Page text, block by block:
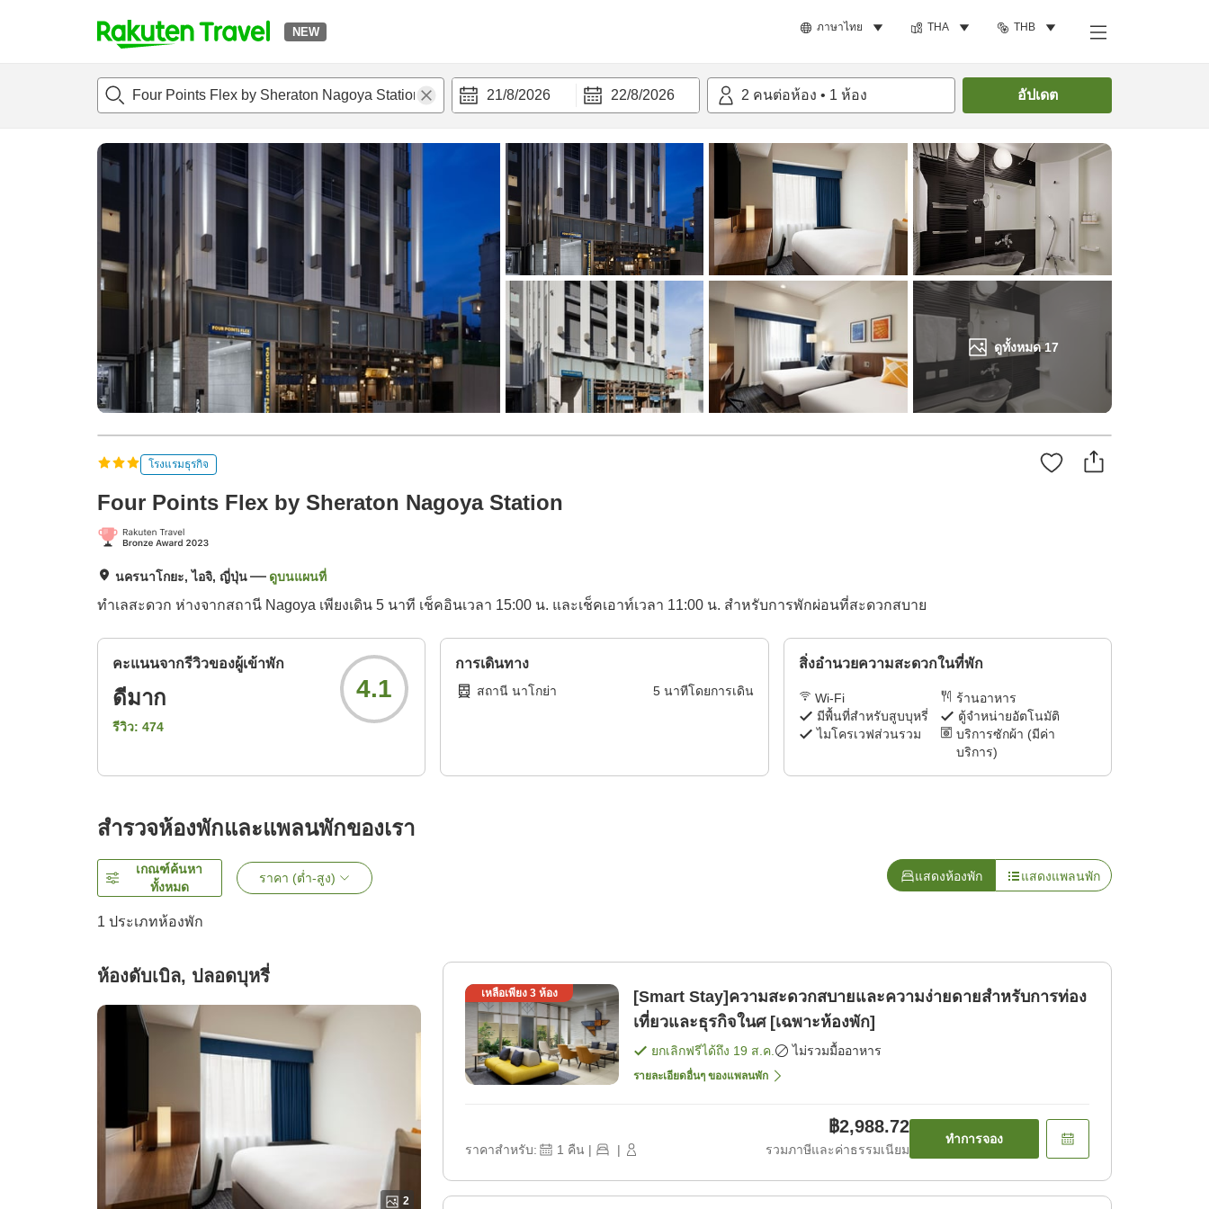
NEW ภาษาไทย THA THB
t
p
a
a
r
c
21/8/2026 22/8/2026 2 คนต่อห้อง • 1 ห้อง อัปเดต
ดูทั้งหมด17
แนะนำที่พักห้องพักและแพลนพักรีวิวไฮไลต์สิ่่งอำนวยความสะดวก ค้นหาห้องพัก
โรงแรมธุรกิจ
Four Points Flex by Sheraton Nagoya Station
นครนาโกยะ, ไอจิ, ญี่ปุ่น ดูบนแผนที่
ทำเลสะดวก ห่างจากสถานี Nagoya เพียงเดิน 5 นาที เช็คอินเวลา 15:00 น. และเช็คเอาท์เวลา 11:00 น. สำหรับการพักผ่อนที่สะดวกสบาย
คะแนนจากรีวิวของผู้เข้าพัก
ดีมาก
รีวิว: 474
4.1
การเดินทาง
สถานี นาโกย่า 5นาทีโดยการเดิน
สิ่งอำนวยความสะดวกในที่พัก
Wi-Fi
ร้านอาหาร
มีพื้นที่สำหรับสูบบุหรี่
ตู้จำหน่ายอัตโนมัติ
ไมโครเวฟส่วนรวม
บริการซักผ้า (มีค่า
บริการ)
สำรวจห้องพักและแพลนพักของเรา
เกณฑ์ค้นหา
ทั้งหมด
ราคา (ต่ำ-สูง) แสดงห้องพัก แสดงแพลนพัก
1 ประเภทห้องพัก
ห้องดับเบิล, ปลอดบุหรี่
2
เหลือเพียง 3ห้อง
[Smart Stay]ความสะดวกสบายและความง่ายดายสำหรับการท่อง
เที่ยวและธุรกิจในศ [เฉพาะห้องพัก]
ยกเลิกฟรีได้ถึง 19 ส.ค. ไม่รวมมื้ออาหาร
รายละเอียดอื่นๆ ของแพลนพัก
ราคาสำหรับ: 1 คืน | |
฿2,988.72
รวมภาษีและค่าธรรมเนียม
ทำการจอง